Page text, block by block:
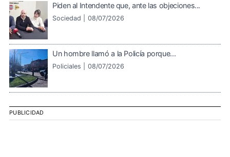
Piden al Intendente que, ante las objeciones...
Sociedad | 08/07/2026
Un hombre llamó a la Policía porque...
Policiales | 08/07/2026
PUBLICIDAD